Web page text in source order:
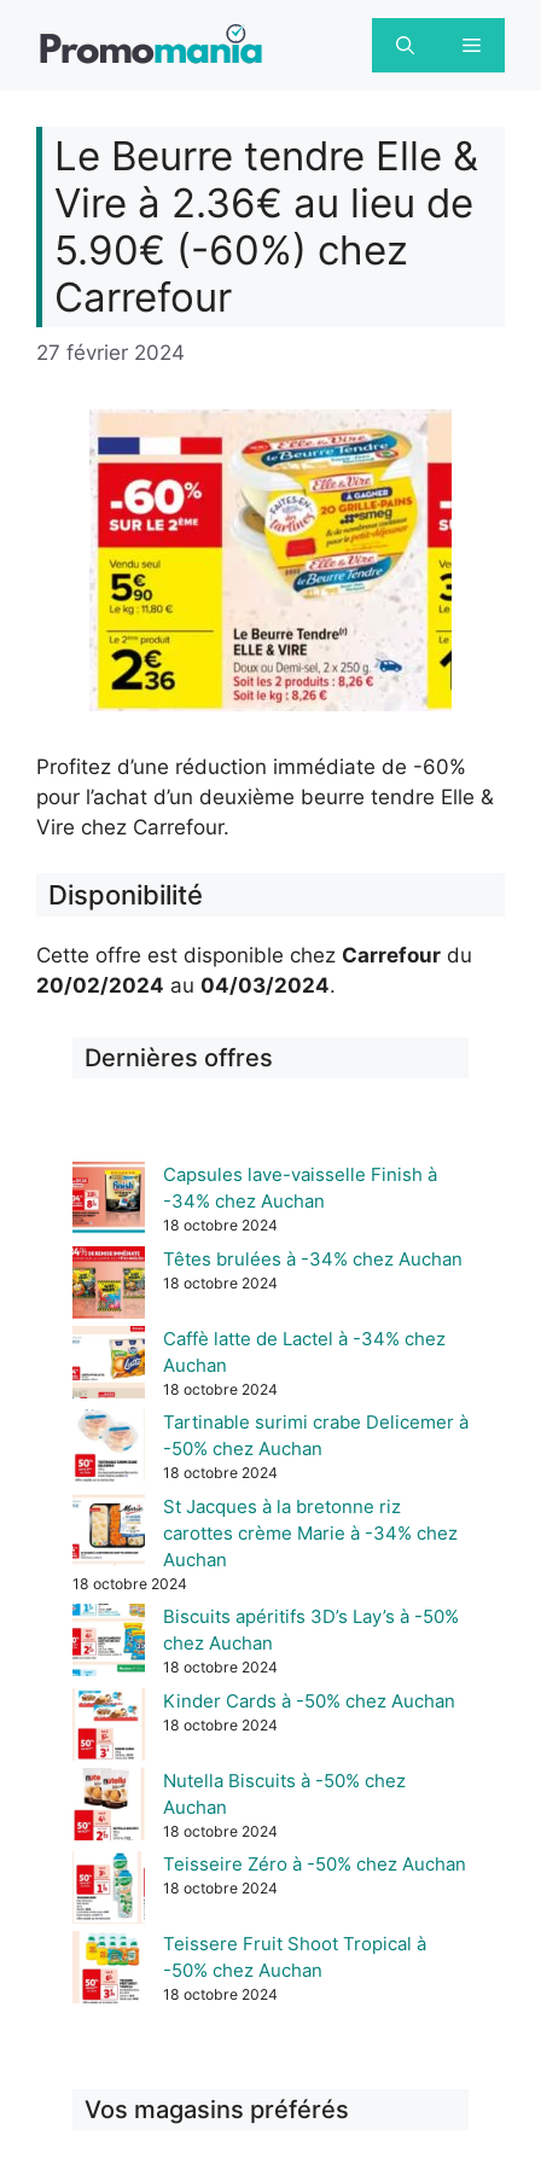
Menu
Le Beurre tendre Elle &
Vire à 2.36€ au lieu de
5.90€ (-60%) chez
Carrefour
27 février 2024
Profitez d’une réduction immédiate de -60%
pour l’achat d’un deuxième beurre tendre Elle &
Vire chez Carrefour.
Disponibilité
Cette offre est disponible chez Carrefour du
20/02/2024 au 04/03/2024.
Dernières offres
Capsules lave-vaisselle Finish à
-34% chez Auchan
18 octobre 2024
Têtes brulées à -34% chez Auchan
18 octobre 2024
Caffè latte de Lactel à -34% chez
Auchan
18 octobre 2024
Tartinable surimi crabe Delicemer à
-50% chez Auchan
18 octobre 2024
St Jacques à la bretonne riz
carottes crème Marie à -34% chez
Auchan
18 octobre 2024
Biscuits apéritifs 3D’s Lay’s à -50%
chez Auchan
18 octobre 2024
Kinder Cards à -50% chez Auchan
18 octobre 2024
Nutella Biscuits à -50% chez
Auchan
18 octobre 2024
Teisseire Zéro à -50% chez Auchan
18 octobre 2024
Teissere Fruit Shoot Tropical à
-50% chez Auchan
18 octobre 2024
Vos magasins préférés